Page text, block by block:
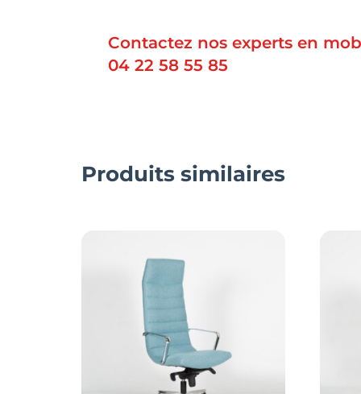
Contactez nos experts en
04 22 58 55 85
Produits similaires